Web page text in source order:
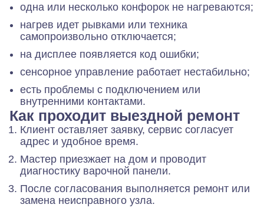
одна или несколько конфорок не нагреваются;
нагрев идет рывками или техника
самопроизвольно отключается;
на дисплее появляется код ошибки;
сенсорное управление работает нестабильно;
есть проблемы с подключением или
внутренними контактами.
Как проходит выездной ремонт
Клиент оставляет заявку, сервис согласует
адрес и удобное время.
Мастер приезжает на дом и проводит
диагностику варочной панели.
После согласования выполняется ремонт или
замена неисправного узла.